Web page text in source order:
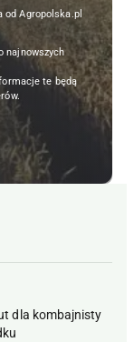
od Agropolska.pl
najnowszych
te będą
dla kombajnisty